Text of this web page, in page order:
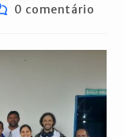
0 comentário